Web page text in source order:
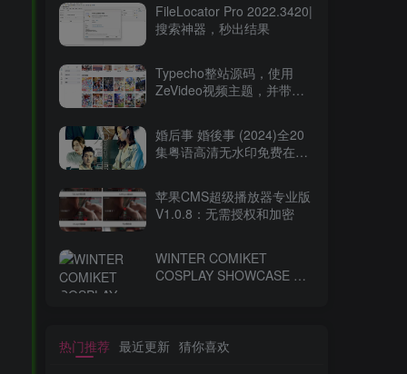
FileLocator Pro 2022.3420|
搜索神器，秒出结果
Typecho整站源码，使用
ZeVideo视频主题，并带有
婚后事 婚後事 (2024)全20
集粤语高清无水印免费在线
苹果CMS超级播放器专业版
V1.0.8：无需授权和加密
WINTER COMIKET
COSPLAY SHOWCASE コ
热门推荐 最近更新 猜你喜欢